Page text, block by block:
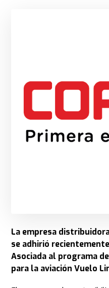
La empresa
se adhirió
Asociada al programa
para la aviación Vuelo